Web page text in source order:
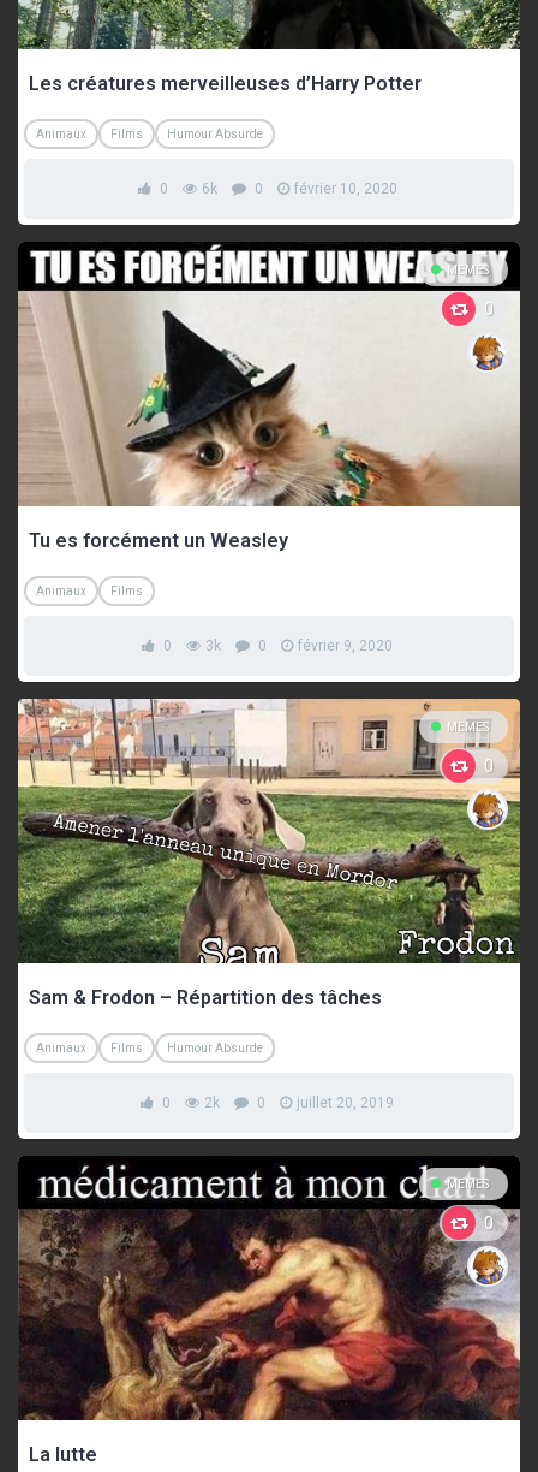
Les créatures merveilleuses d’Harry Potter
Animaux Films Humour Absurde
0 6k 0 février 10, 2020
MEMES
0
Tu es forcément un Weasley
Animaux Films
0 3k 0 février 9, 2020
MEMES
0
Sam & Frodon – Répartition des tâches
Animaux Films Humour Absurde
0 2k 0 juillet 20, 2019
MEMES
0
La lutte